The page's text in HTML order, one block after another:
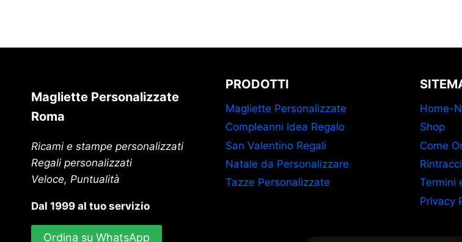
Magliette Personalizzate
Roma
Ricami e stampe personalizzati
Regali personalizzati
Veloce, Puntualità
Dal 1999 al tuo servizio
Ordina su WhatsApp
PRODOTTI
Magliette Personalizzate
Compleanni Idea Regalo
San Valentino Regali
Natale da Personalizzare
Tazze Personalizzate
Home-
Shop
Come
Termini
Privacy